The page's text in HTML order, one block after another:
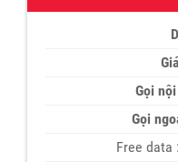
Gọi
Gọi
Free data :